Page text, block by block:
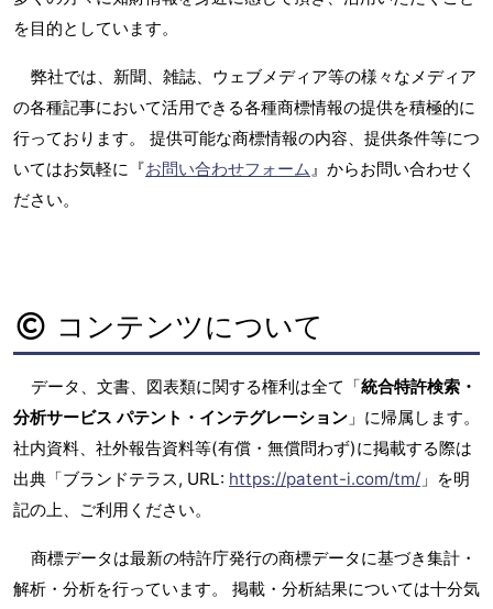
を目的としています。
弊社では、新聞、雑誌、ウェブメディア等の様々なメディア
の各種記事において活用できる各種商標情報の提供を積極的に
行っております。 提供可能な商標情報の内容、提供条件等につ
いてはお気軽に『お問い合わせフォーム』からお問い合わせく
ださい。
コンテンツについて
データ、文書、図表類に関する権利は全て「統合特許検索・
分析サービス パテント・インテグレーション 」に帰属します。
社内資料、社外報告資料等(有償・無償問わず)に掲載する際は
出典「ブランドテラス, URL: https://patent-i.com/tm/ 」を明
記の上、ご利用ください。
商標データは最新の特許庁発行の商標データに基づき集計・
解析・分析を行っています。 掲載・分析結果については十分気